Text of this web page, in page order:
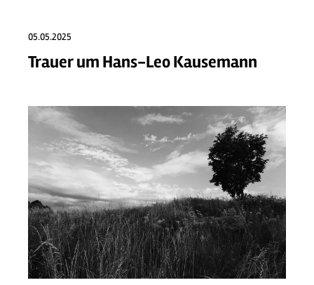
05.05.2025
Trauer um Hans-Leo Kausemann